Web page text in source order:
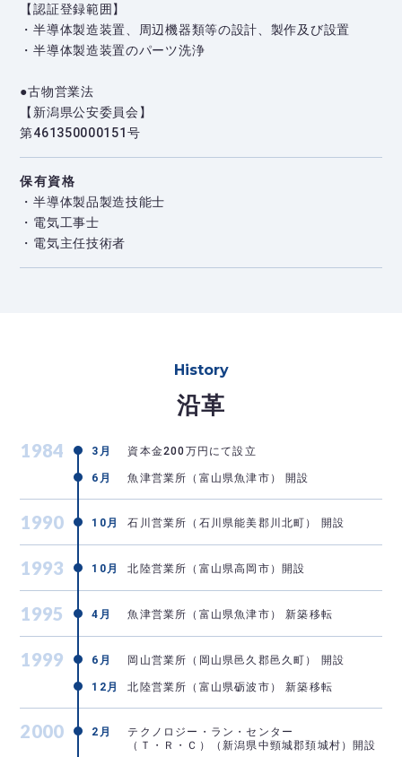
【認証登録範囲】
・半導体製造装置、周辺機器類等の設計、製作及び設置
・半導体製造装置のパーツ洗浄
●古物営業法
【新潟県公安委員会】
第461350000151号
保有資格
・半導体製品製造技能士
・電気工事士
・電気主任技術者
History
沿革
1984 3月 資本金200万円にて設立
6月 魚津営業所（富山県魚津市） 開設
1990 10月 石川営業所（石川県能美郡川北町） 開設
1993 10月 北陸営業所（富山県高岡市）開設
1995 4月 魚津営業所（富山県魚津市） 新築移転
1999 6月 岡山営業所（岡山県邑久郡邑久町） 開設
12月 北陸営業所（富山県砺波市） 新築移転
2000 2月
テクノロジー・ラン・センター
（Ｔ・Ｒ・Ｃ）（新潟県中頸城郡頚城村）開設